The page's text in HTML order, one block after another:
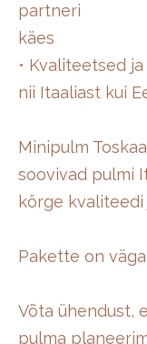
partneri
käes
• Kvaliteetsed
nii Itaaliast kui
Minipulm
soovivad pulmi
körge
Pakette on
Võta ühendust,
pulma